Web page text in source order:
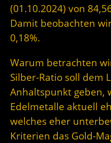
(01.10.2024) von
Damit beobachten
0,18%.
Warum betrachten
Silber-Ratio soll dem
Anhaltspunkt geben,
Edelmetalle aktuell
welches eher
Kriterien das Gold-